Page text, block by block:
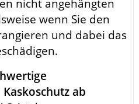
nicht angehängten
wenn Sie den
und dabei das
ab